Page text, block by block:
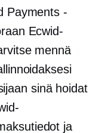
Payments -
Ecwid-
mennä
sinä hoidat
ja